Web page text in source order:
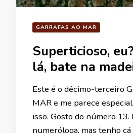
GARRAFAS AO MAR
Superticioso,
lá, bate na
Este é o décimo-terceiro
MAR e me parece
isso. Gosto do número 13.
numeróloga, mas tenho